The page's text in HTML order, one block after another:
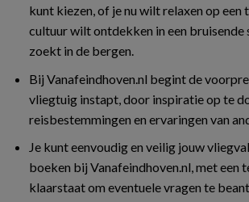
kunt kiezen, of je nu wilt relaxen op een
cultuur wilt ontdekken in een bruisende
zoekt in de bergen.
Bij Vanafeindhoven.nl begint de
vliegtuig instapt, door inspiratie op te
reisbestemmingen en ervaringen van
Je kunt eenvoudig en veilig jouw
boeken bij Vanafeindhoven.nl, met een
klaarstaat om eventuele vragen te